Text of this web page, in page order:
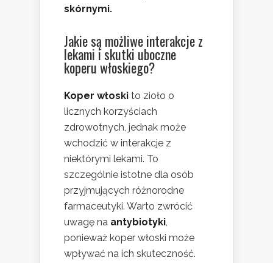
skórnymi.
Jakie są możliwe interakcje z
lekami i skutki uboczne
koperu włoskiego?
Koper włoski to zioło o
licznych korzyściach
zdrowotnych, jednak może
wchodzić w interakcje z
niektórymi lekami. To
szczególnie istotne dla osób
przyjmujących różnorodne
farmaceutyki. Warto zwrócić
uwagę na antybiotyki,
ponieważ koper włoski może
wpływać na ich skuteczność.